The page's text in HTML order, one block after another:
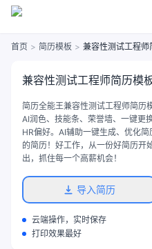
首页 > 简历模板 > 兼容性测试工程师
兼容性测试工程师简历模
简历全能王兼容性测试工程师简历
AI润色、技能条、荣誉墙、一键更
HR偏好。AI辅助一键生成、优化
的简历！好工作，从一份好简历开
出，抓住每一个高薪机会！
导入简历
云端操作，实时保存
打印效果最好